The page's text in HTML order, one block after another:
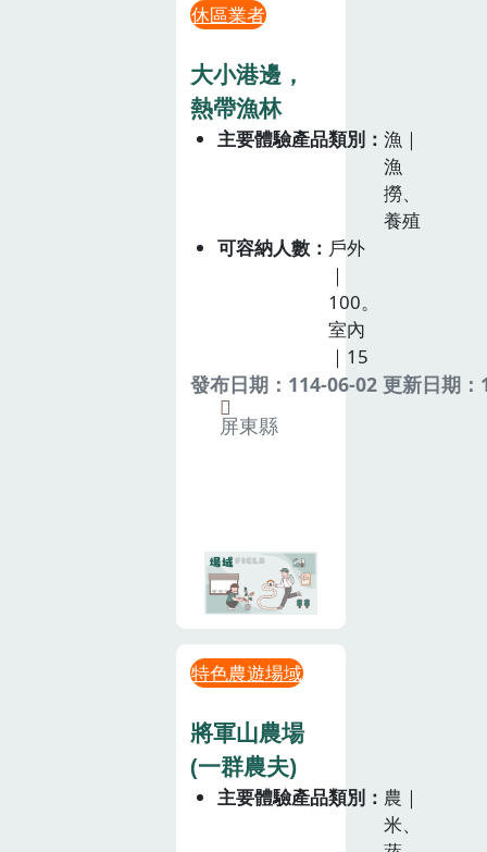
休區業者
大小港邊，
熱帶漁林
主要體驗產品類別
漁｜
漁
撈、
養殖
可容納人數
戶外
｜
100。
室內
｜15
發布日期：114-06-02 更新日期
屏東縣
特色農遊場域
將軍山農場
(一群農夫)
主要體驗產品類別
農｜
米、